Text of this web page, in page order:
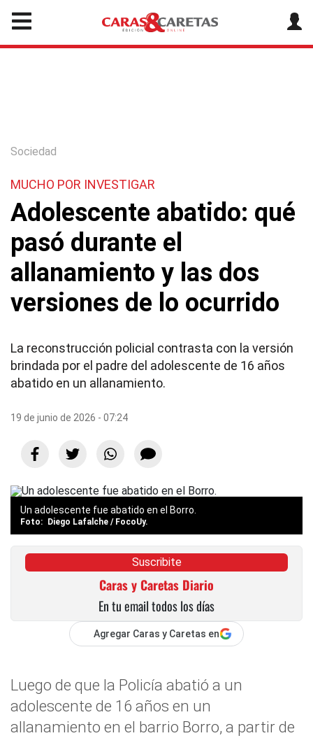
Sociedad
MUCHO POR INVESTIGAR
Adolescente abatido: qué
pasó durante el
allanamiento y las dos
versiones de lo ocurrido
La reconstrucción policial contrasta con la versión
brindada por el padre del adolescente de 16 años
abatido en un allanamiento.
19 de junio de 2026 - 07:24
Un adolescente fue abatido en el Borro.
Diego Lafalche / FocoUy.
Suscribite
Caras y Caretas Diario
En tu email todos los días
Agregar Caras y Caretas en
Luego de que la Policía abatió a un
adolescente de 16 años en un
allanamiento en el barrio Borro, a partir de